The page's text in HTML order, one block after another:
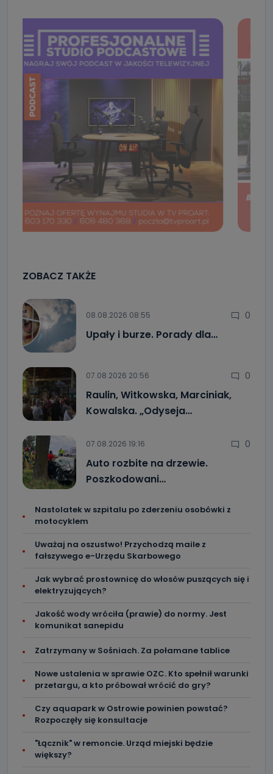
ZOBACZ TAKŻE
08.08.2026 08:55 0
Upały i burze. Porady dla…
07.08.2026 20:56 0
Raulin, Witkowska, Marciniak,
Kowalska. „Odyseja…
07.08.2026 19:16 0
Auto rozbite na drzewie.
Poszkodowani…
Nastolatek w szpitalu po zderzeniu osobówki z
motocyklem
Uważaj na oszustwo! Przychodzą maile z
fałszywego e-Urzędu Skarbowego
Jak wybrać prostownicę do włosów puszących się i
elektryzujących?
Jakość wody wróciła (prawie) do normy. Jest
komunikat sanepidu
Zatrzymany w Sośniach. Za połamane tablice
Nowe ustalenia w sprawie OZC. Kto spełnił warunki
przetargu, a kto próbował wrócić do gry?
Czy aquapark w Ostrowie powinien powstać?
Rozpoczęły się konsultacje
"Łącznik" w remoncie. Urząd miejski będzie
większy?